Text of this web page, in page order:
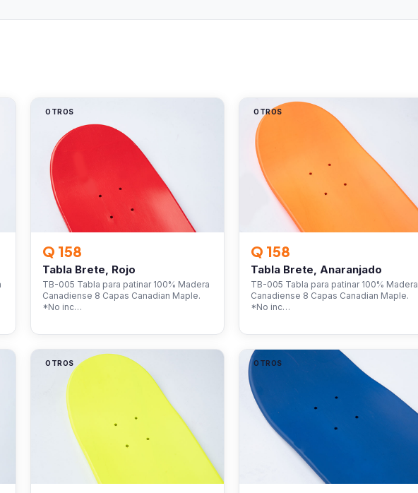
OTROS
Q 158
Tabla Brete, Rojo
TB-005 Tabla para patinar 100% Madera
Canadiense 8 Capas Canadian Maple.
*No inc…
OTROS
Q 158
Tabla Brete, Anaranjado
TB-005 Tabla para patinar 100% Madera
Canadiense 8 Capas Canadian Maple.
*No inc…
OTROS OTROS